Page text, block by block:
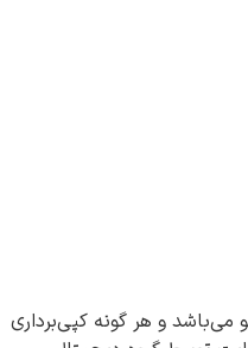
هر گونه کپی‌برداری